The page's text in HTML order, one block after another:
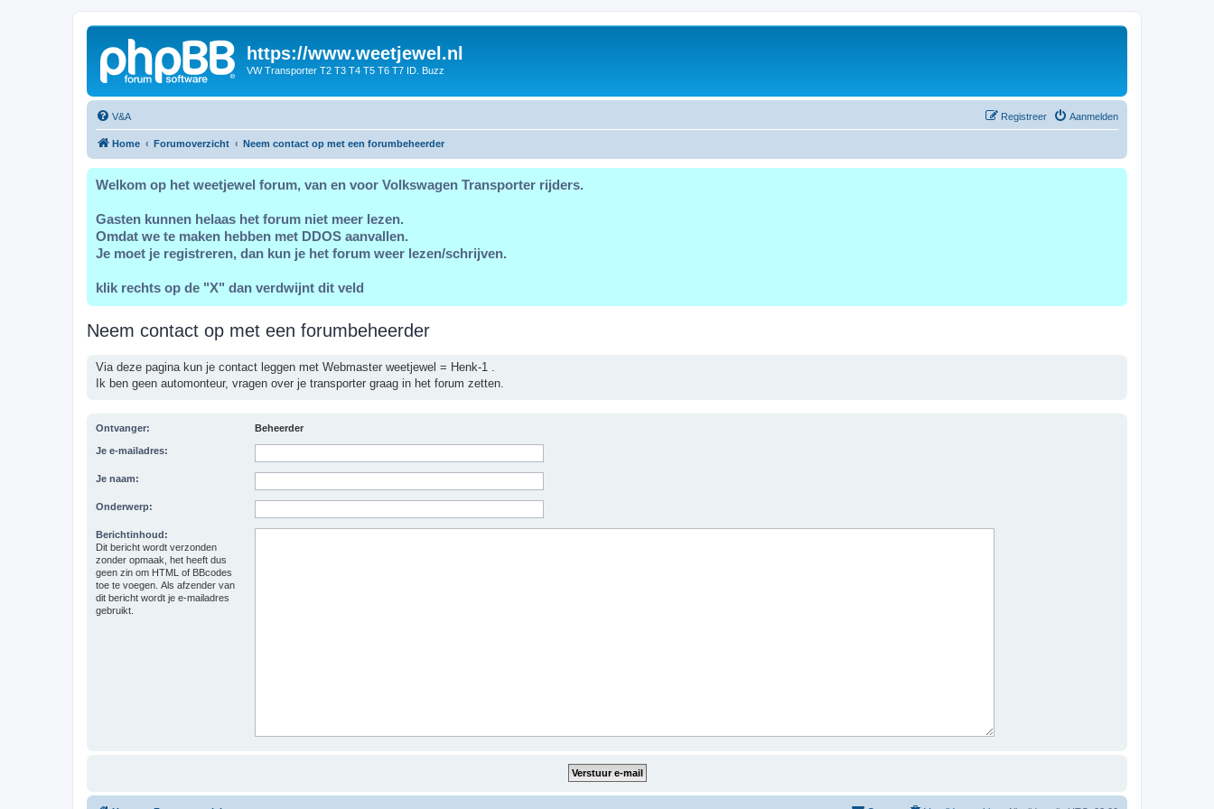
https://www.weetjewel.nl
VW Transporter T2 T3 T4 T5 T6 T7 ID. Buzz
V&A Aanmelden
Registreer
Home Forumoverzicht Neem contact op met een forumbeheerder
Welkom op het weetjewel forum, van en voor Volkswagen Transporter rijders.
Gasten kunnen helaas het forum niet meer lezen.
Omdat we te maken hebben met DDOS aanvallen.
Je moet je registreren, dan kun je het forum weer lezen/schrijven.
klik rechts op de "X" dan verdwijnt dit veld
Neem contact op met een forumbeheerder
Via deze pagina kun je contact leggen met Webmaster weetjewel = Henk-1 .
Ik ben geen automonteur, vragen over je transporter graag in het forum zetten.
Ontvanger: Beheerder
Je e-mailadres:
Je naam:
Onderwerp:
Berichtinhoud:
Dit bericht wordt verzonden
zonder opmaak, het heeft dus
geen zin om HTML of BBcodes
toe te voegen. Als afzender van
dit bericht wordt je e-mailadres
gebruikt.